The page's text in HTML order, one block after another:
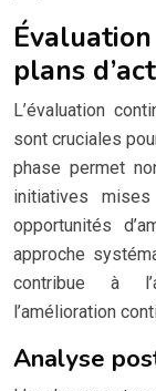
plans
L’évaluation
sont cruciales
phase permet
initiatives
opportunités
approche
contribue à
l’amélioration
Analyse